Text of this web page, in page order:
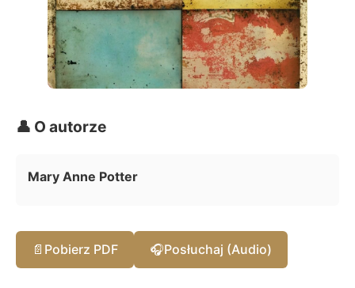
👤 O autorze
Mary Anne Potter
📄 Pobierz PDF 🎧Posłuchaj (Audio)